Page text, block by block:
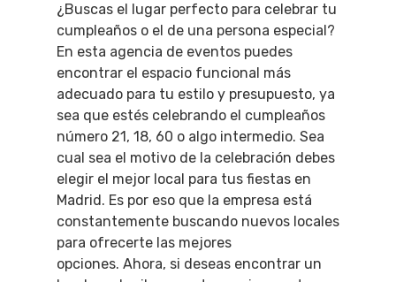
¿Buscas el lugar perfecto para celebrar tu
cumpleaños o el de una persona especial?
En esta agencia de eventos puedes
encontrar el espacio funcional más
adecuado para tu estilo y presupuesto, ya
sea que estés celebrando el cumpleaños
número 21, 18, 60 o algo intermedio. Sea
cual sea el motivo de la celebración debes
elegir el mejor local para tus fiestas en
Madrid. Es por eso que la empresa está
constantemente buscando nuevos locales
para ofrecerte las mejores
opciones. Ahora, si deseas encontrar un